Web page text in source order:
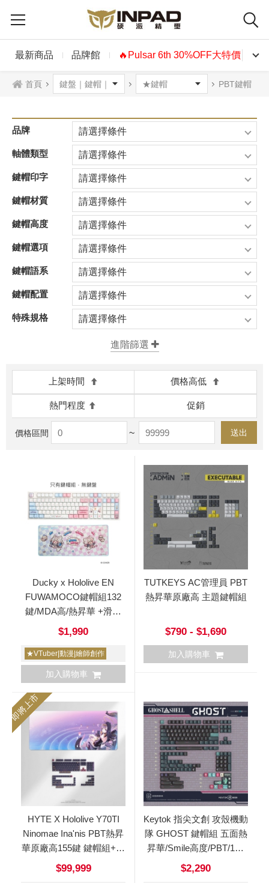
最新商品 品牌館 🔥Pulsar 6th 30%OFF大特價🔥
首頁 PBT鍵帽
品牌 請選擇條件
軸體類型 請選擇條件
鍵帽印字 請選擇條件
鍵帽材質 請選擇條件
鍵帽高度 請選擇條件
鍵帽選項 請選擇條件
鍵帽語系 請選擇條件
鍵帽配置 請選擇條件
特殊規格 請選擇條件
上架時間 價格高低
熱門程度 促銷
價格區間 ~ 送出
Ducky x Hololive EN
FUWAMOCO鍵帽組132
鍵/MDA高/熱昇華 +滑鼠
墊
$1,990
★VTuber|動漫|繪師創作
加入購物車
TUTKEYS AC管理員 PBT
熱昇華原廠高 主題鍵帽組
$790 - $1,690
加入購物車
即將上市
HYTE X Hololive Y70TI
Ninomae Ina'nis PBT熱昇
華原廠高155鍵 鍵帽組+滑
鼠墊 聯名限量版 一伊那爾
栖
$99,999
Keytok 指尖文創 攻殼機動
隊 GHOST 鍵帽組 五面熱
昇華/Smile高度/PBT/164
鍵
$2,290